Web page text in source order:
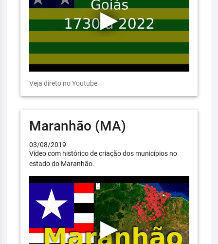
Veja direto no Youtube
Maranhão (MA)
03/08/2019
Vídeo com histórico de criação dos municípios no
estado do Maranhão.